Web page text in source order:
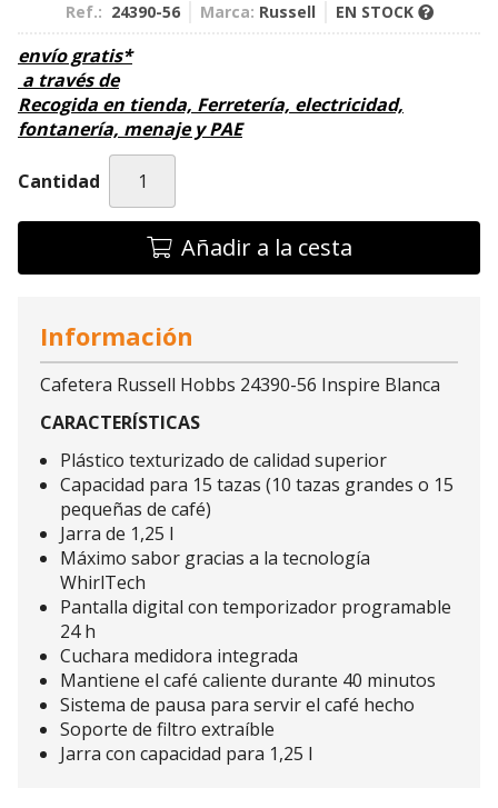
Ref.: 24390-56 Marca: Russell EN STOCK
envío gratis*
a través de
Recogida en tienda, Ferretería, electricidad,
fontanería, menaje y PAE
Cantidad
Añadir a la cesta
Información
Cafetera Russell Hobbs 24390-56 Inspire Blanca
CARACTERÍSTICAS
Plástico texturizado de calidad superior
Capacidad para 15 tazas (10 tazas grandes o 15
pequeñas de café)
Jarra de 1,25 l
Máximo sabor gracias a la tecnología
WhirlTech
Pantalla digital con temporizador programable
24 h
Cuchara medidora integrada
Mantiene el café caliente durante 40 minutos
Sistema de pausa para servir el café hecho
Soporte de filtro extraíble
Jarra con capacidad para 1,25 l